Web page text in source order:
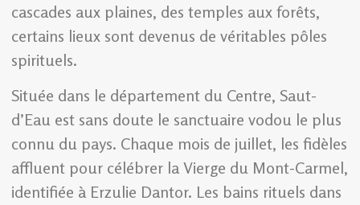
cascades aux plaines, des temples aux forêts,
certains lieux sont devenus de véritables pôles
spirituels.
Située dans le département du Centre, Saut-
d’Eau est sans doute le sanctuaire vodou le plus
connu du pays. Chaque mois de juillet, les fidèles
affluent pour célébrer la Vierge du Mont-Carmel,
identifiée à Erzulie Dantor. Les bains rituels dans